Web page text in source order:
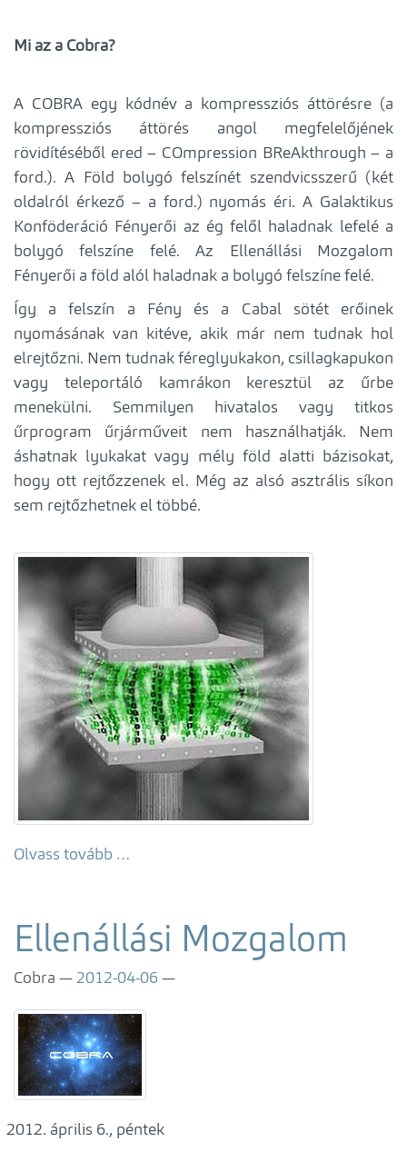
Mi az a Cobra?
A COBRA egy kódnév a kompressziós áttörésre (a
kompressziós áttörés angol megfelelőjének
rövidítéséből ered – COmpression BReAkthrough – a
ford.). A Föld bolygó felszínét szendvicsszerű (két
oldalról érkező – a ford.) nyomás éri. A Galaktikus
Konföderáció Fényerői az ég felől haladnak lefelé a
bolygó felszíne felé. Az Ellenállási Mozgalom
Fényerői a föld alól haladnak a bolygó felszíne felé.
Így a felszín a Fény és a Cabal sötét erőinek
nyomásának van kitéve, akik már nem tudnak hol
elrejtőzni. Nem tudnak féreglyukakon, csillagkapukon
vagy teleportáló kamrákon keresztül az űrbe
menekülni. Semmilyen hivatalos vagy titkos
űrprogram űrjárműveit nem használhatják. Nem
áshatnak lyukakat vagy mély föld alatti bázisokat,
hogy ott rejtőzzenek el. Még az alsó asztrális síkon
sem rejtőzhetnek el többé.
Olvass tovább …
Ellenállási Mozgalom
Cobra 2012-04-06
április 6., péntek